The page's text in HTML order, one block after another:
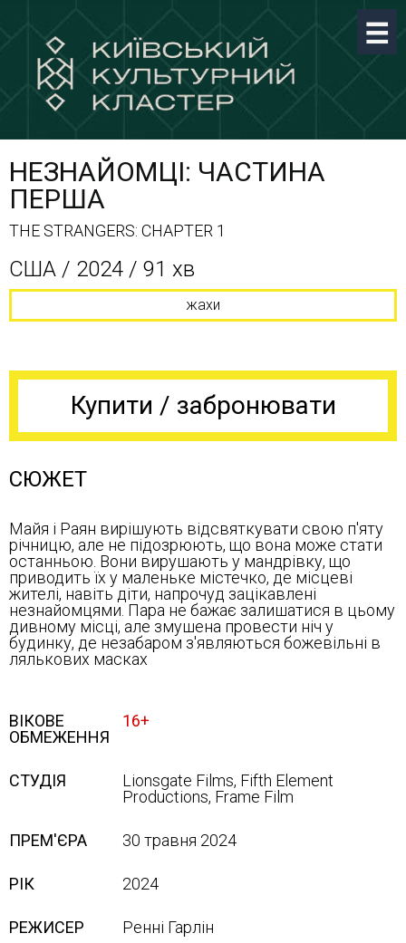
НЕЗНАЙОМЦІ: ЧАСТИНА
ПЕРША
THE STRANGERS: CHAPTER 1
США / 2024 / 91 хв
жахи
Купити / забронювати
СЮЖЕТ
Майя і Раян вирішують відсвяткувати свою п'яту
річницю, але не підозрюють, що вона може стати
останньою. Вони вирушають у мандрівку, що
приводить їх у маленьке містечко, де місцеві
жителі, навіть діти, напрочуд зацікавлені
незнайомцями. Пара не бажає залишатися в цьому
дивному місці, але змушена провести ніч у
будинку, де незабаром з'являються божевільні в
лялькових масках
ВІКОВЕ
ОБМЕЖЕННЯ
16+
СТУДІЯ
Lionsgate Films, Fifth Element
Productions, Frame Film
ПРЕМ'ЄРА 30 травня 2024
РІК 2024
РЕЖИСЕР Ренні Гарлін